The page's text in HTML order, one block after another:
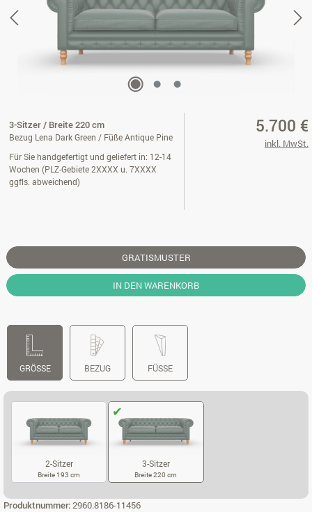
3-Sitzer / Breite 220 cm
Bezug Lena Dark Green / Füße Antique Pine
Für Sie handgefertigt und geliefert in: 12-14
Wochen (PLZ-Gebiete 2XXXX u. 7XXXX
ggfls. abweichend)
5.700 €
inkl. MwSt.
GRATISMUSTER
IN DEN WARENKORB
GRÖSSE BEZUG FÜSSE
2-Sitzer
Breite 193 cm
3-Sitzer
Breite 220 cm
Produktnummer:2960.8186-11456